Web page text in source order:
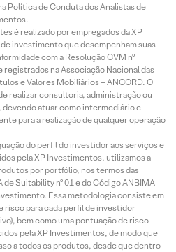
Política de Conduta dos Analistas de
é realizado por empregados da XP
investimento que desempenham suas
com a Resolução CVM nº
na Associação Nacional das
e Valores Mobiliários – ANCORD. O
realizar consultoria, administração ou
atuar como intermediário e
para a realização de qualquer operação
do perfil do investidor aos serviços e
pela XP Investimentos, utilizamos a
por portfólio, nos termos das
Suitability nº 01 e do Código ANBIMA
Essa metodologia consiste em
risco para cada perfil de investidor
bem como uma pontuação de risco
pela XP Investimentos, de modo que
a todos os produtos, desde que dentro